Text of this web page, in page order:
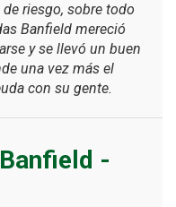
riesgo, sobre todo
Banfield mereció
y se llevó un buen
una vez más el
con su gente.
-